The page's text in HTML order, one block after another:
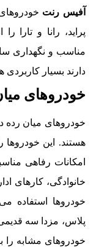
آفیس رنت
پراید، رانا و تارا
مناسب و نگهداری
دارند بسیار کاربردی
خودروهای
خودروهای میان رده
هستند. این خودروها
امکانات رفاهی
خانوادگی، کارهای
خودروها استفاده
پلاس، مزدا سه
خودروهای مشابه را